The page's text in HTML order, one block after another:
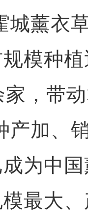
城薰衣
模种
，带
产加、
为中
最大